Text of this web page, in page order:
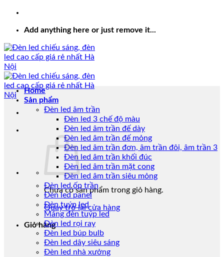
Add anything here or just remove it...
Chưa có sản phẩm trong giỏ hàng.
Quay trở lại cửa hàng
Giỏ hàng
Home
Sản phẩm
Đèn led âm trần
Đèn led 3 chế độ màu
Đèn led âm trần đế dày
Đèn led âm trần đế mỏng
Đèn led âm trần đơn, âm trần đôi, âm trần 3
Đèn led âm trần khối đúc
Đèn led âm trần mặt cong
Đèn led âm trần siêu mỏng
Đèn led ốp trần
Đèn led panel
Đèn tuýp led
Máng đèn tuýp led
Đèn led rọi ray
Đèn led búp bulb
Đèn led dây siêu sáng
Đèn led nhà xưởng